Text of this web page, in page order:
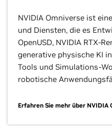
NVIDIA Omniverse ist
und Diensten, die es
OpenUSD, NVIDIA RTX-
generative physische KI
Tools und Simulations-
robotische
Erfahren Sie mehr über NVIDIA